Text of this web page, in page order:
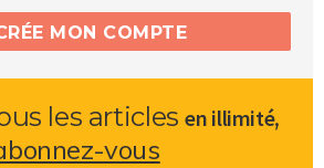
MON COMPTE
les articlesen illimité,
vous